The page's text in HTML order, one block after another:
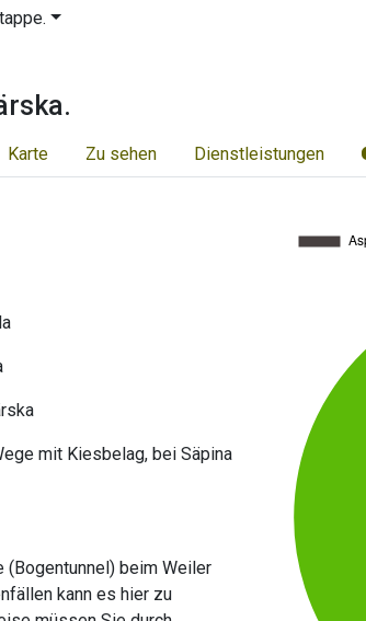
Setomaa.
Karte Zu sehen Dienstleistungen
mit Kiesbelag, bei Säpina
(Bogentunnel) beim Weiler
kann es hier zu